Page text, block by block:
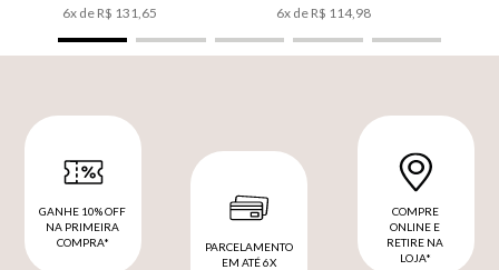
6x de R$ 131 65
6x de R$ 114, 98
GANHE 10% OFF
NA PRIMEIRA
COMPRA*
PARCELAMENTO
EM ATÉ 6X
COMPRE
ONLINE E
RETIRE NA
LOJA*